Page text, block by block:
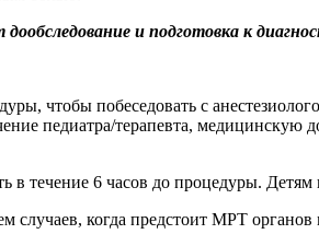
и подготовка к
чтобы побеседовать с
педиатра/терапевта, медицинскую
течение 6 часов до процедуры. Детям
случаев, когда предстоит МРТ органов